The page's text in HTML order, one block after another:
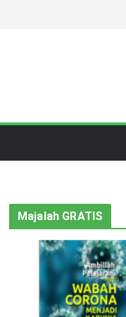
Majalah GRATIS